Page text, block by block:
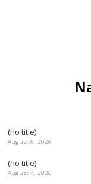
(no title)
August 6, 2026
(no title)
August 4, 2026